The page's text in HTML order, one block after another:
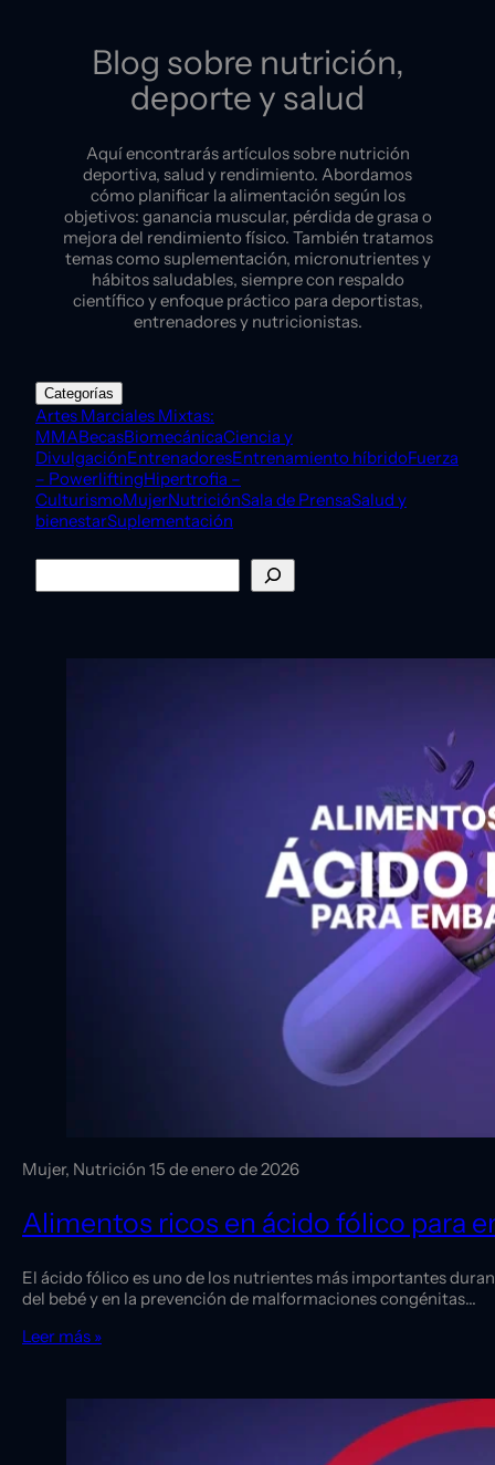
Blog sobre nutrición,
deporte y salud
Aquí encontrarás artículos sobre nutrición
deportiva, salud y rendimiento. Abordamos
cómo planificar la alimentación según los
objetivos: ganancia muscular, pérdida de grasa o
mejora del rendimiento físico. También tratamos
temas como suplementación, micronutrientes y
hábitos saludables, siempre con respaldo
científico y enfoque práctico para deportistas,
entrenadores y nutricionistas.
Categorías
Artes Marciales Mixtas:
MMABecasBiomecánicaCiencia y
DivulgaciónEntrenadoresEntrenamiento híbridoFuerza
– PowerliftingHipertrofia –
CulturismoMujerNutriciónSala de PrensaSalud y
bienestarSuplementación
Mujer, Nutrición 15 de enero de 2026
Alimentos ricos en ácido fólico para
El ácido fólico es uno de los nutrientes más importantes
del bebé y en la prevención de malformaciones congénitas…
Leer más »